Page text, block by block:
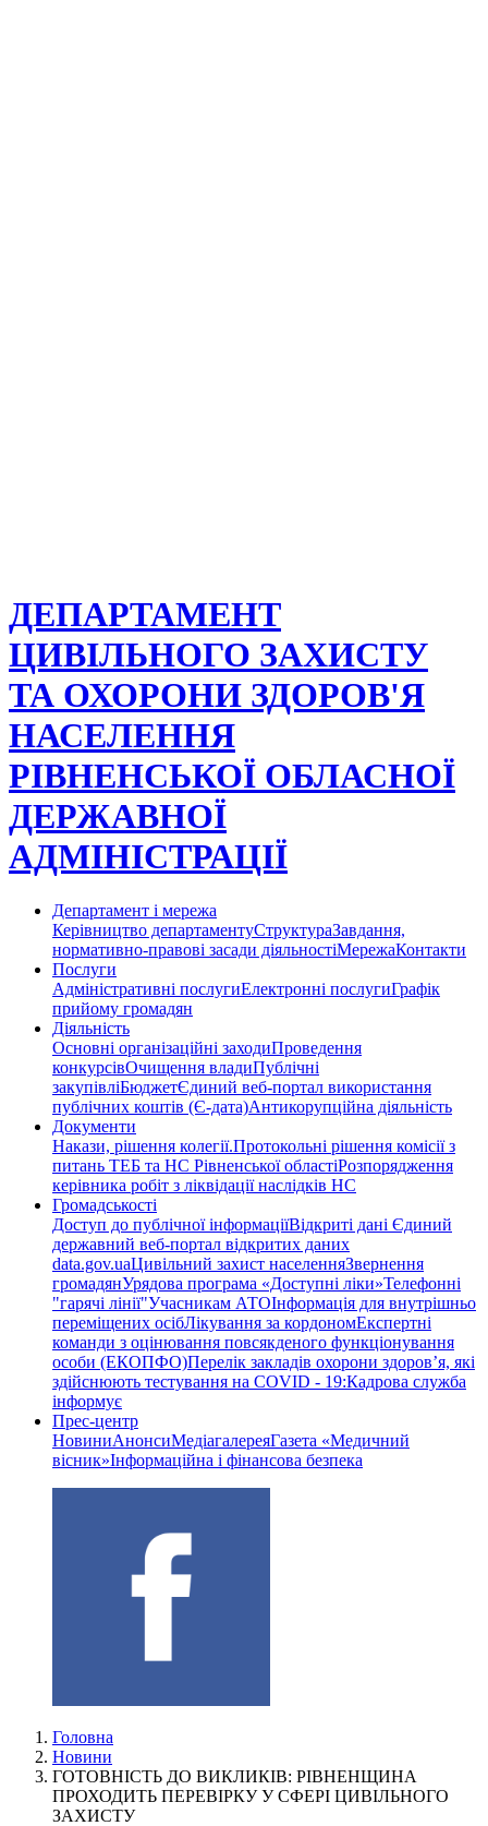
ДЕПАРТАМЕНТ
ЦИВІЛЬНОГО ЗАХИСТУ
ТА ОХОРОНИ ЗДОРОВ'Я
НАСЕЛЕННЯ
РІВНЕНСЬКОЇ ОБЛАСНОЇ
ДЕРЖАВНОЇ
АДМІНІСТРАЦІЇ
Департамент і мережа
Керівництво департаментуСтруктураЗавдання,
нормативно-правові засади діяльностіМережаКонтакти
Послуги
Адміністративні послугиЕлектронні послугиГрафік
прийому громадян
Діяльність
Основні організаційні заходиПроведення
конкурсівОчищення владиПублічні
закупівліБюджетЄдиний веб-портал використання
публічних коштів (Є-дата)Антикорупційна діяльність
Документи
Накази, рішення колегії.Протокольні рішення комісії з
питань ТЕБ та НС Рівненської областіРозпорядження
керівника робіт з ліквідації наслідків НС
Громадськості
Доступ до публічної інформаціїВідкриті дані Єдиний
державний веб-портал відкритих даних
data.gov.uaЦивільний захист населенняЗвернення
громадянУрядова програма «Доступні ліки»Телефонні
"гарячі лінії"Учасникам АТОІнформація для внутрішньо
переміщених осібЛікування за кордономЕкспертні
команди з оцінювання повсякденого функціонування
особи (ЕКОПФО)Перелік закладів охорони здоров’я, які
здійснюють тестування на COVID - 19:Кадрова служба
інформує
Прес-центр
НовиниАнонсиМедіагалереяГазета «Медичний
вісник»Інформаційна і фінансова безпека
Головна
Новини
ГОТОВНІСТЬ ДО ВИКЛИКІВ: РІВНЕНЩИНА
ПРОХОДИТЬ ПЕРЕВІРКУ У СФЕРІ ЦИВІЛЬНОГО
ЗАХИСТУ